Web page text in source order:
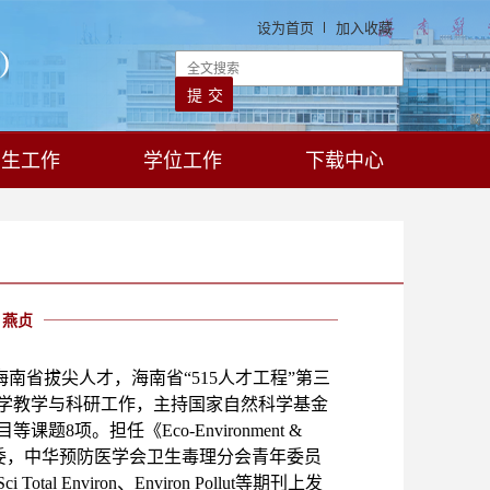
设为首页 加入收藏
工作 学位工作 下载中心
燕贞
南省拔尖人才，海南省“515人才工程”第三
教学与科研工作，主持国家自然科学基金
课题8项。担任《Eco-Environment &
中华预防医学会卫生毒理分会青年委员
Total Environ、Environ Pollut等期刊上发